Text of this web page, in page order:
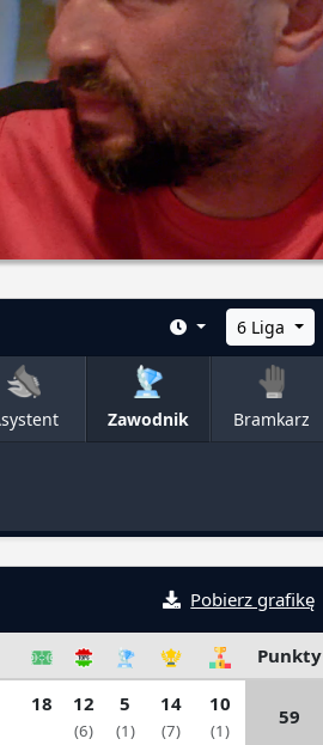
6 Liga
Zawodnik Bramkarz
Pobierz grafikę
Punkty
18 12
(6)
5
(1)
14
(7)
10
(1)
59